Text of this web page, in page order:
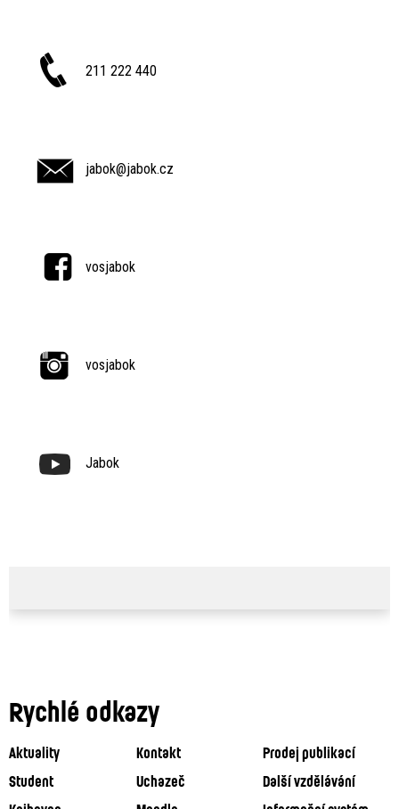
211 222 440
jabok@jabok.cz
vosjabok
vosjabok
Jabok
Rychlé odkazy
Aktuality Kontakt
Prodej publikací
Student
Uchazeč
Další vzdělávání